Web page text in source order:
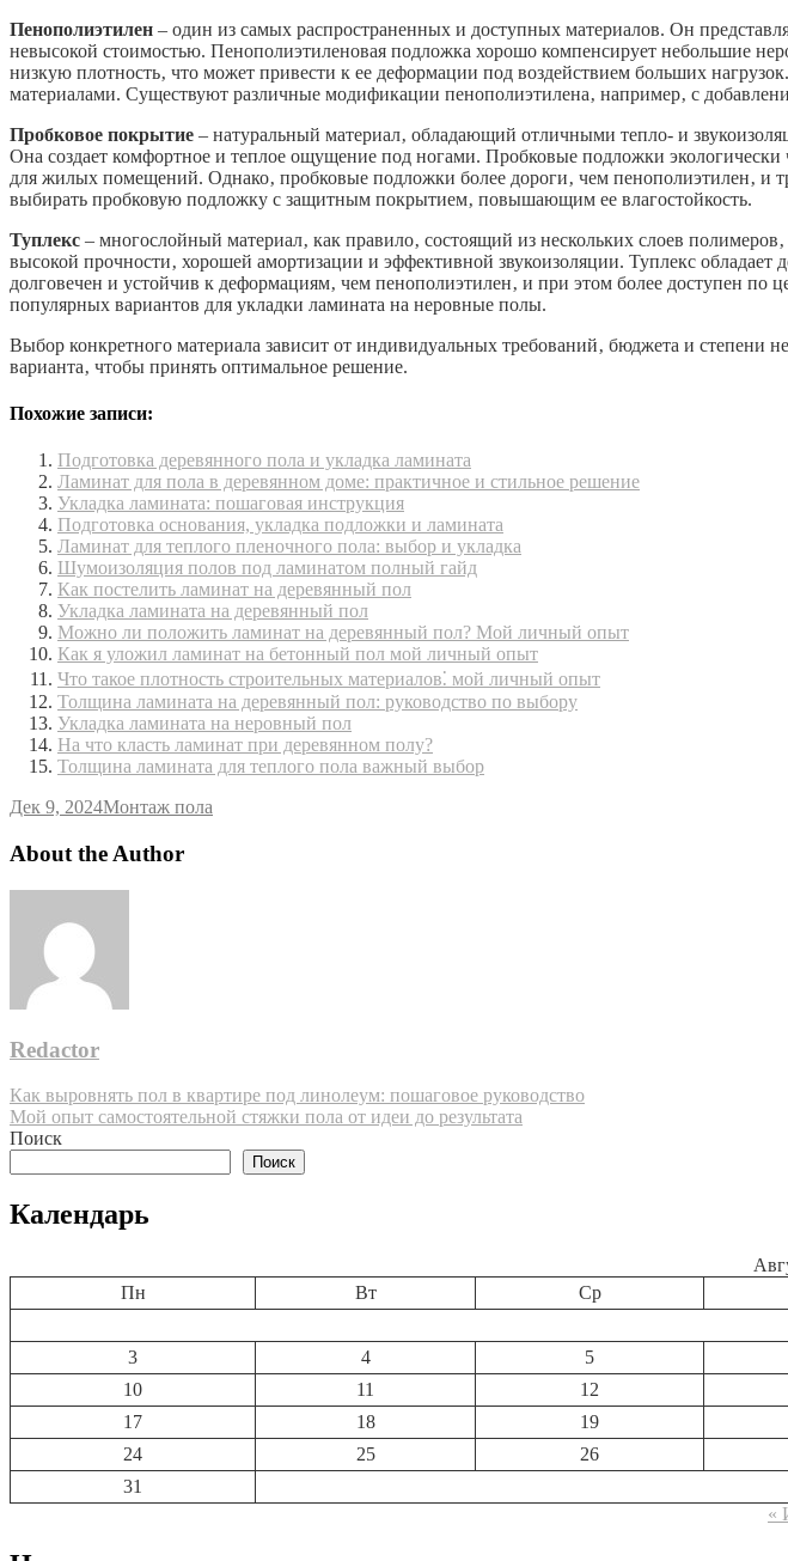
Пенополиэтилен – один из самых распространенных и доступных материалов. Он
невысокой стоимостью. Пенополиэтиленовая подложка хорошо компенсирует небольшие
низкую плотность‚ что может привести к ее деформации под воздействием больших
материалами. Существуют различные модификации пенополиэтилена‚ например‚ с
Пробковое покрытие – натуральный материал‚ обладающий отличными тепло- и
Она создает комфортное и теплое ощущение под ногами. Пробковые подложки
для жилых помещений. Однако‚ пробковые подложки более дороги‚ чем пенополиэтилен‚ и
выбирать пробковую подложку с защитным покрытием‚ повышающим ее влагостойкость.
Туплекс – многослойный материал‚ как правило‚ состоящий из нескольких слоев
высокой прочности‚ хорошей амортизации и эффективной звукоизоляции. Туплекс
долговечен и устойчив к деформациям‚ чем пенополиэтилен‚ и при этом более доступен по
популярных вариантов для укладки ламината на неровные полы.
Выбор конкретного материала зависит от индивидуальных требований‚ бюджета и степени
варианта‚ чтобы принять оптимальное решение.
Похожие записи:
Подготовка деревянного пола и укладка ламината
Ламинат для пола в деревянном доме: практичное и стильное решение
Укладка ламината: пошаговая инструкция
Подготовка основания, укладка подложки и ламината
Ламинат для теплого пленочного пола: выбор и укладка
Шумоизоляция полов под ламинатом полный гайд
Как постелить ламинат на деревянный пол
Укладка ламината на деревянный пол
Можно ли положить ламинат на деревянный пол? Мой личный опыт
Как я уложил ламинат на бетонный пол мой личный опыт
Что такое плотность строительных материалов⁚ мой личный опыт
Толщина ламината на деревянный пол: руководство по выбору
Укладка ламината на неровный пол
На что класть ламинат при деревянном полу?
Толщина ламината для теплого пола важный выбор
Дек 9, 2024Монтаж пола
About the Author
Redactor
Навигация
по
Как выровнять пол в квартире под линолеум: пошаговое руководство
Мой опыт самостоятельной стяжки пола от идеи до результата
Поиск
Поиск
Календарь
Пн
Вт Ср
3
4 5
10
11 12
17
18 19
24
25 26
31
«